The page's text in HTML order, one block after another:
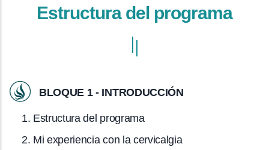
Estructura del programa
BLOQUE 1 - INTRODUCCIÓN
Estructura del programa
Mi experiencia con la cervicalgia